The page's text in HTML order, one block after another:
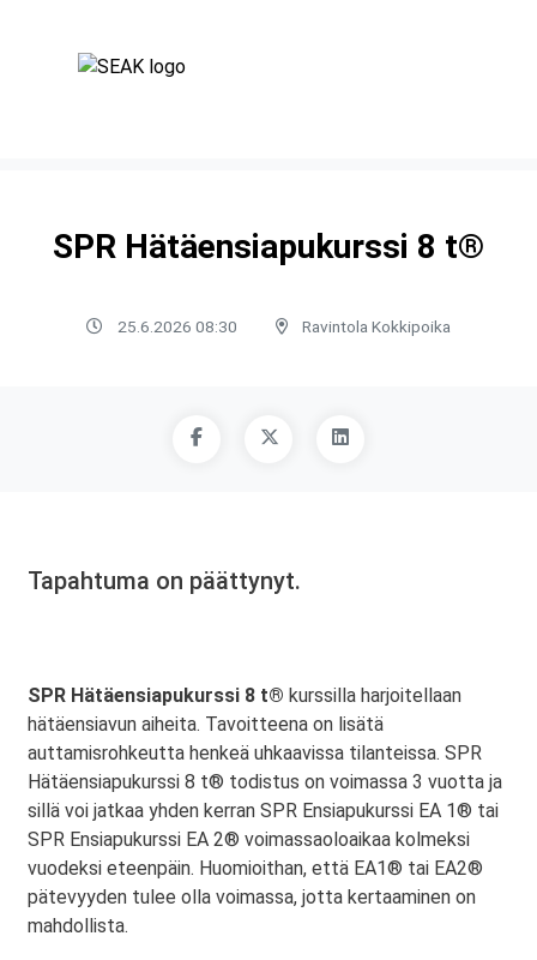
SPR Hätäensiapukurssi 8 t®
25.6.2026 08:30 Ravintola Kokkipoika
Tapahtuma on päättynyt.
SPR Hätäensiapukurssi 8 t® kurssilla harjoitellaan
hätäensiavun aiheita. Tavoitteena on lisätä
auttamisrohkeutta henkeä uhkaavissa tilanteissa. SPR
Hätäensiapukurssi 8 t® todistus on voimassa 3 vuotta ja
sillä voi jatkaa yhden kerran SPR Ensiapukurssi EA 1® tai
SPR Ensiapukurssi EA 2® voimassaoloaikaa kolmeksi
vuodeksi eteenpäin. Huomioithan, että EA1® tai EA2®
pätevyyden tulee olla voimassa, jotta kertaaminen on
mahdollista.